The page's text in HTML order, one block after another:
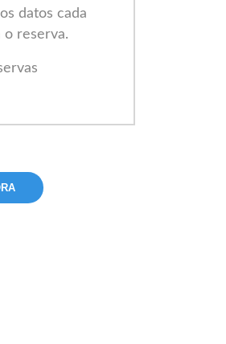
datos cada
o reserva.